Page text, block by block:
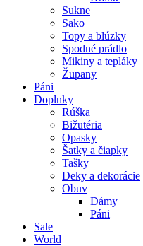
Sukne
Sako
Topy a blúzky
Spodné prádlo
Mikiny a tepláky
Župany
Páni
Doplnky
Rúška
Bižutéria
Opasky
Šatky a čiapky
Tašky
Deky a dekorácie
Obuv
Dámy
Páni
Sale
World